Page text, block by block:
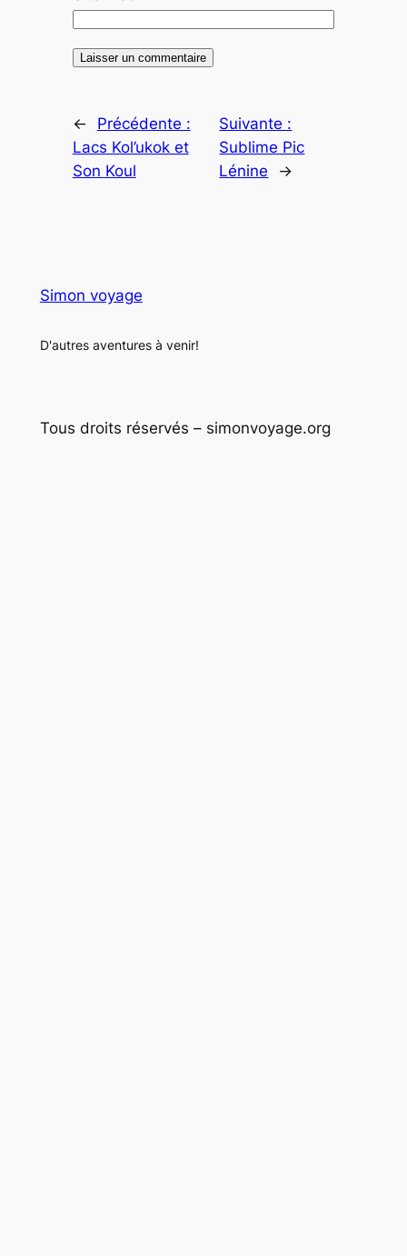
←
Précédente :
Lacs Kol’ukok et
Son Koul
Suivante :
Sublime Pic
Lénine
→
Simon voyage
D'autres aventures à venir!
Tous droits réservés – simonvoyage.org